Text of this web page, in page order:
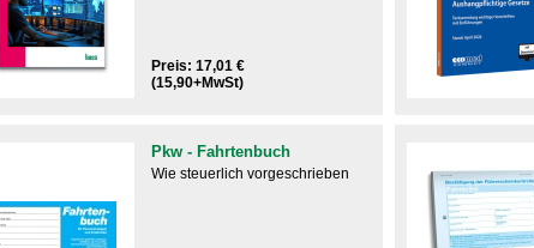
Preis: 17,01 €
(15,90+MwSt)
Pkw - Fahrtenbuch
Wie steuerlich vorgeschrieben